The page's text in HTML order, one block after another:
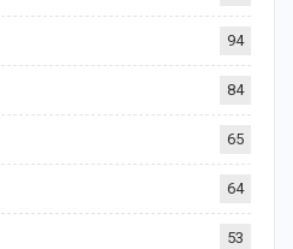
94
84
65
64
53